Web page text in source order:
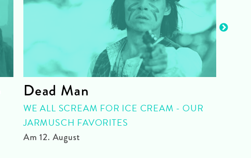
Dead Man
WE ALL SCREAM FOR ICE CREAM - OUR
JARMUSCH FAVORITES
Am 12. August